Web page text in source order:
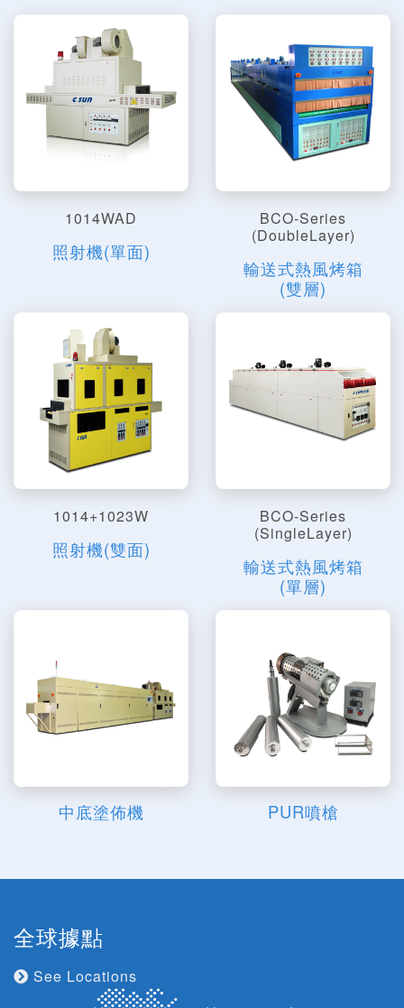
1014WAD
照射機(單面)
BCO-Series
(DoubleLayer)
輸送式熱風烤箱
(雙層)
1014+1023W
照射機(雙面)
BCO-Series
(SingleLayer)
輸送式熱風烤箱
(單層)
中底塗佈機 PUR噴槍
全球據點
See Locations